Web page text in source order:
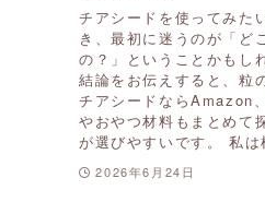
チアシードを使ってみた
き、最初に迷うのが「ど
の？」ということかもし
結論をお伝えすると、粒
チアシードならAmazon
やおやつ材料もまとめて
が選びやすいです。 私
2026年6月24日